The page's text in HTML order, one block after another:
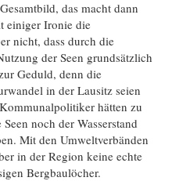
das macht dann
einiger Ironie die
nicht, dass durch die
der Seen grundsätzlich
Geduld, denn die
in der Lausitz seien
hätten zu
noch der Wasserstand
Mit den Umweltverbänden
in der Region keine echte
Bergbaulöcher.